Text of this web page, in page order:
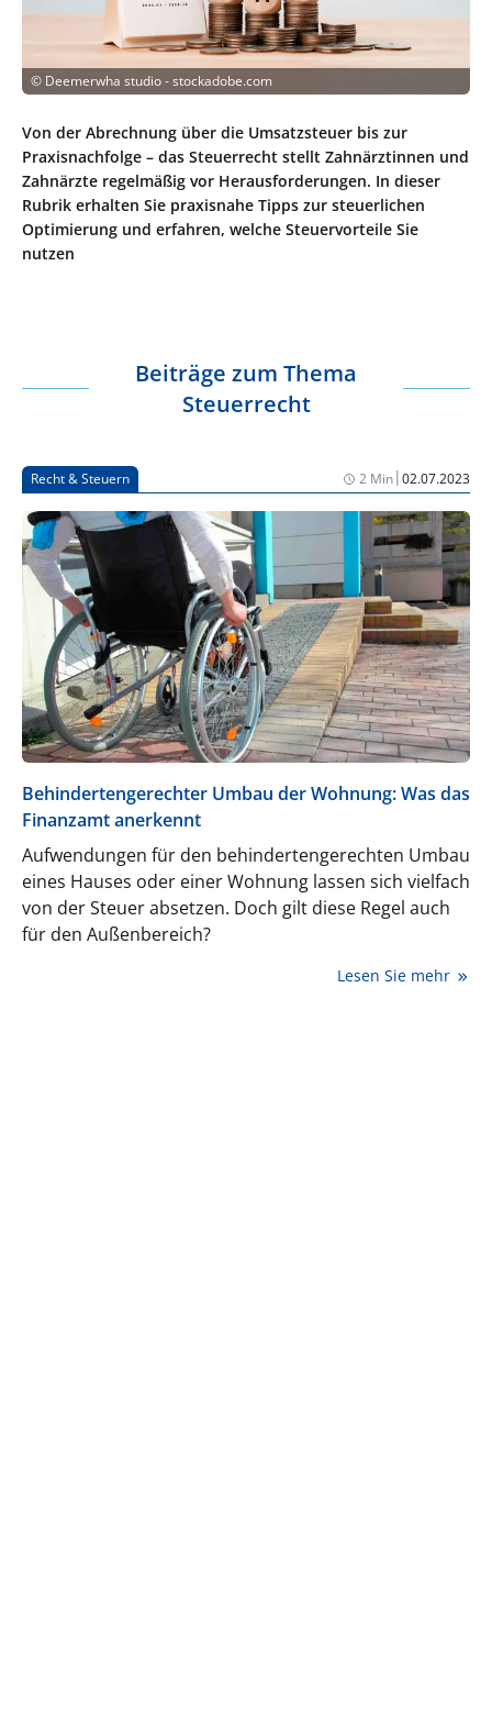
© Deemerwha studio - stockadobe.com
Von der Abrechnung über die Umsatzsteuer bis zur
Praxisnachfolge – das Steuerrecht stellt Zahnärztinnen und
Zahnärzte regelmäßig vor Herausforderungen. In dieser
Rubrik erhalten Sie praxisnahe Tipps zur steuerlichen
Optimierung und erfahren, welche Steuervorteile Sie
nutzen
Beiträge zum Thema
Steuerrecht
Recht & Steuern 2 Min|02.07.2023
Behindertengerechter Umbau der Wohnung: Was das
Finanzamt anerkennt
Aufwendungen für den behindertengerechten Umbau
eines Hauses oder einer Wohnung lassen sich vielfach
von der Steuer absetzen. Doch gilt diese Regel auch
für den Außenbereich?
Lesen Sie mehr